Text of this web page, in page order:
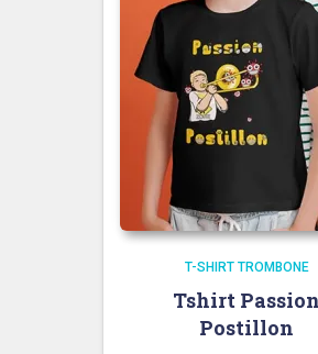
T-SHIRT TROMBONE
Tshirt Passion
Postillon